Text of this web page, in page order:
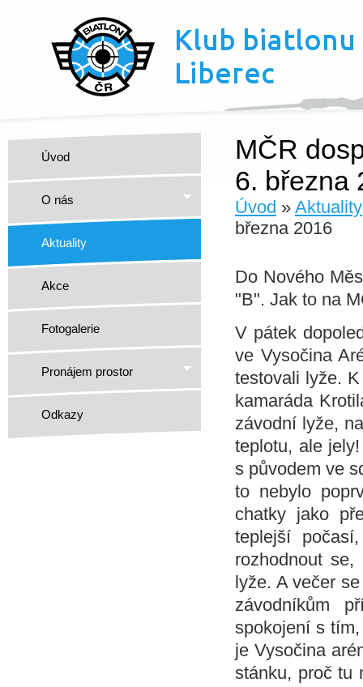
Úvod
O nás
Aktuality
Akce
Fotogalerie
Pronájem prostor
Odkazy
MČR
6. března
Úvod » Aktuality
března 2016
Do Nového
"B". Jak to na
V pátek
ve Vysočina
testovali lyže.
kamaráda
závodní lyže,
teplotu, ale
s původem ve
to nebylo
chatky jako
teplejší
rozhodnout
lyže. A večer
závodníkům
spokojení s
je Vysočina
stánku, proč tu